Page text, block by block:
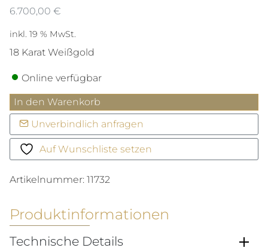
6.700,00 €
inkl. 19 % MwSt.
18 Karat Weißgold
Online verfügbar
Brillantohrringe
Menge
In den Warenkorb
Unverbindlich anfragen
Auf Wunschliste setzen
Artikelnummer: 11732
Produktinformationen
Technische Details